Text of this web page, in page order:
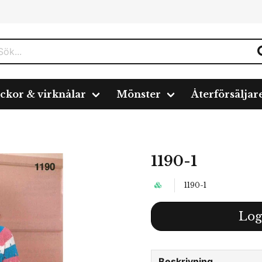
& virknålar Mönster
1190-1
1190-1